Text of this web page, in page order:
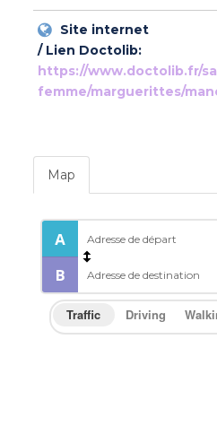
Site internet
/ Lien Doctolib:
https://www.doctolib.fr/
femme/marguerittes/
Map
Traffic Driving